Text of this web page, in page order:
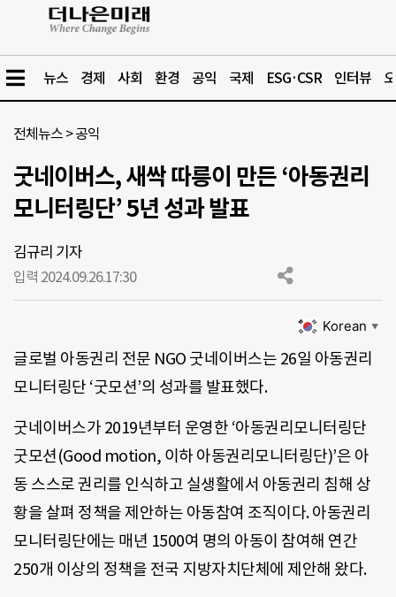
뉴스 경제 사회 환경 공익 국제 ESG·CSR 인터뷰
전체뉴스 >공익
굿네이버스, 새싹 따릉이 만든 ‘아동권리
모니터링단’ 5년 성과 발표
김규리 기자
입력 2024.09.26.17:30
Korean ▼
글로벌 아동권리 전문 NGO 굿네이버스는 26일 아동권리
모니터링단 ‘굿모션’의 성과를 발표했다.
굿네이버스가 2019년부터 운영한 ‘아동권리모니터링단
굿모션(Good motion, 이하 아동권리모니터링단)’은 아
동 스스로 권리를 인식하고 실생활에서 아동권리 침해 상
황을 살펴 정책을 제안하는 아동참여 조직이다. 아동권리
모니터링단에는 매년 1500여 명의 아동이 참여해 연간
250개 이상의 정책을 전국 지방자치단체에 제안해 왔다.